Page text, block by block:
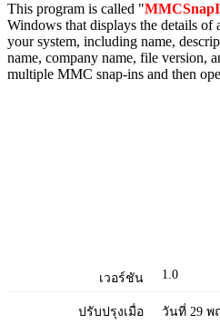
This program is called "
Windows that displays the details
your system, including name,
name, company name, file version,
multiple MMC snap-ins and then
เวอร์ชัน 1.0
ปรับปรุงเมื่อ วันที่ 29 พ